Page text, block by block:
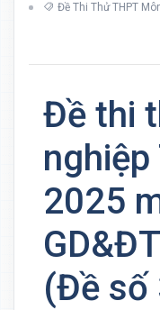
Đề Thi Thử THPT
Đề thi
nghiệp
2025
(Đề số